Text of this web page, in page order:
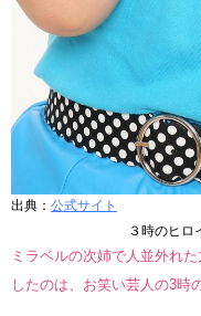
出典： 公式サイト
３時のヒロ
ミラベルの次姉で人並外れ
したのは、お笑い芸人の3時